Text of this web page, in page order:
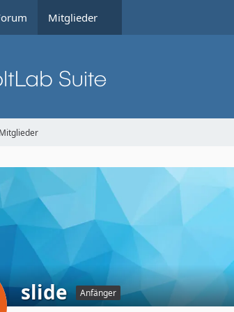
Mitglieder
Mitglieder
slide Anfänger